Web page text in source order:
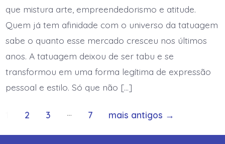
que mistura arte, empreendedorismo e atitude.
Quem já tem afinidade com o universo da tatuagem
sabe o quanto esse mercado cresceu nos últimos
anos. A tatuagem deixou de ser tabu e se
transformou em uma forma legítima de expressão
pessoal e estilo. Só que não […]
Paginação
2 3 … 7 mais antigos →